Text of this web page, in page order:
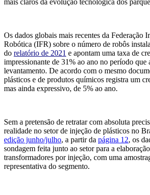
mais claros da evolução tecnológica dos
Os dados globais mais recentes da Federação
Robótica (IFR) sobre o número de robôs
do relatório de 2021 e apontam uma taxa de
impressionante de 31% ao ano no período que
levantamento. De acordo com o mesmo
plásticos e de produtos químicos registra um
mas ainda expressivo, de 5% ao ano.
Sem a pretensão de retratar com absoluta
realidade no setor de injeção de plásticos no
edição junho/julho, a partir da página 12, os
sondagem feita junto ao setor para a
transformadores por injeção, com uma
representativa do segmento.